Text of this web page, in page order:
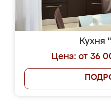
Кухня
Цена: от 36